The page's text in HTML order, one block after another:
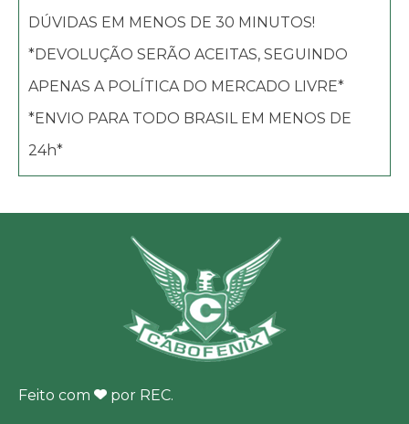
DÚVIDAS EM MENOS DE 30 MINUTOS!
*DEVOLUÇÃO SERÃO ACEITAS, SEGUINDO
APENAS A POLÍTICA DO MERCADO LIVRE*
*ENVIO PARA TODO BRASIL EM MENOS DE
24h*
Feito com por REC.